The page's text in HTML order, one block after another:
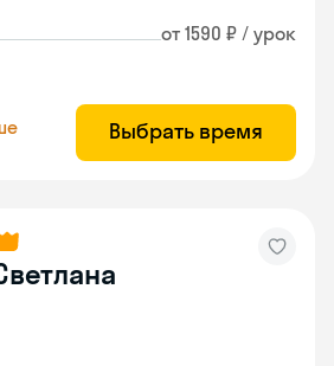
от 1590 ₽ / урок
Выбрать время